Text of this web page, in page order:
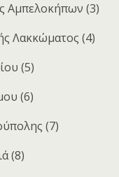
Αμπελοκήπων (3)
Λακκώματος (4)
(5)
(6)
(7)
(8)